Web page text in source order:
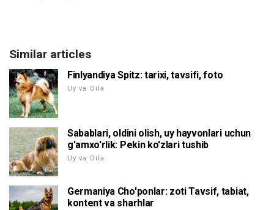
Similar articles
Finlyandiya Spitz: tarixi, tavsifi, foto
Uy va Oila
Sabablari, oldini olish, uy hayvonlari uchun
g'amxo'rlik: Pekin ko'zlari tushib
Uy va Oila
Germaniya Cho'ponlar: zoti Tavsif, tabiat,
kontent va sharhlar